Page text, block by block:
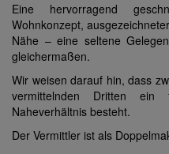
Eine hervorragend
Wohnkonzept,
Nähe – eine seltene
gleichermaßen.
Wir weisen darauf hin, dass
vermittelnden Dritten ein
Naheverhältnis besteht.
Der Vermittler ist als